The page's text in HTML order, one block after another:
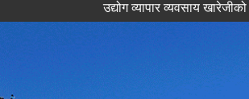
उद्योग व्यापार व्यवसाय खारेजीको सूचना !